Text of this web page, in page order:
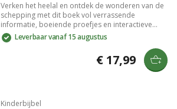
Verken het heelal en ontdek de wonderen van de
schepping met dit boek vol verrassende
informatie, boeiende proefjes en interactieve
opdrachten. Leer over planeten, sterren en de
oneindige grootheid van het universum, en
begrijp de speciale plaats van de aarde. Een
indrukwekkende bijbelse ruimtereis.
Leverbaar vanaf 15 augustus
€ 17,99
Kinderbijbel